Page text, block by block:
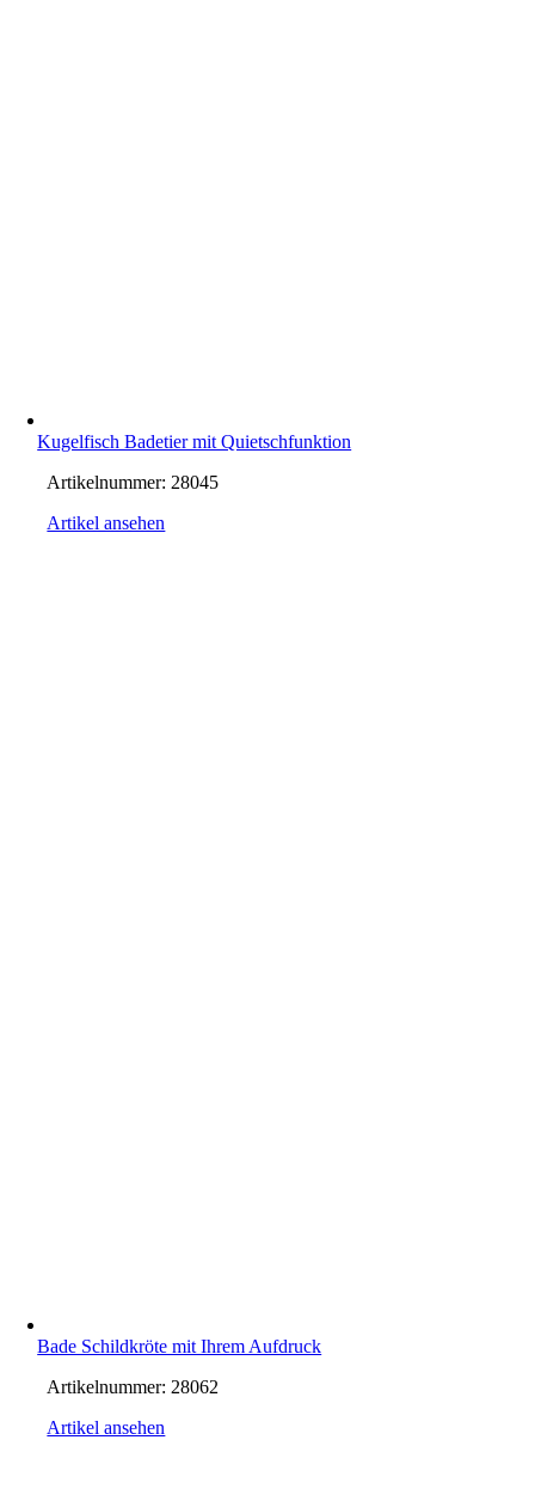
Kugelfisch Badetier mit Quietschfunktion
Artikelnummer: 28045
Artikel ansehen
Bade Schildkröte mit Ihrem Aufdruck
Artikelnummer: 28062
Artikel ansehen